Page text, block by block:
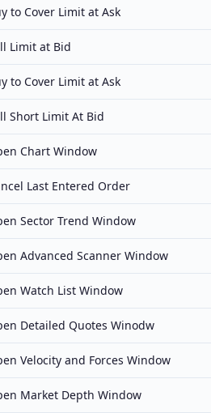
to Cover Limit at Ask
Limit at Bid
to Cover Limit at Ask
Short Limit At Bid
Chart Window
Last Entered Order
Sector Trend Window
Advanced Scanner Window
Watch List Window
Detailed Quotes Winodw
Velocity and Forces Window
Market Depth Window